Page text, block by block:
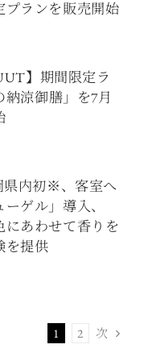
プランを販売開始
】期間限定ラ
納涼御膳」を7月
県内初※、客室へ
ゲル」導入、
にあわせて香りを
を提供
1 2 次